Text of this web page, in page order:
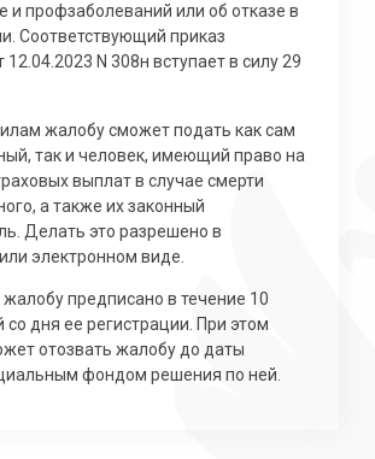
и профзаболеваний или об отказе в
Соответствующий приказ
N 308н вступает в силу 29
жалобу сможет подать как сам
так и человек, имеющий право на
выплат в случае смерти
а также их законный
Делать это разрешено в
электронном виде.
предписано в течение 10
со дня ее регистрации. При этом
отозвать жалобу до даты
фондом решения по ней.